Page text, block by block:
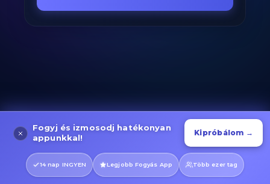
Fogyj és izmosodj hatékonyan
appunkkal!
Kipróbálom →
14 nap INGYEN Legjobb Fogyás App Több ezer tag